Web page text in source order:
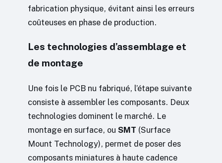
fabrication physique, évitant ainsi les erreurs
coûteuses en phase de production.
Les technologies d’assemblage et
de montage
Une fois le PCB nu fabriqué, l’étape suivante
consiste à assembler les composants. Deux
technologies dominent le marché. Le
montage en surface, ou SMT (Surface
Mount Technology), permet de poser des
composants miniatures à haute cadence